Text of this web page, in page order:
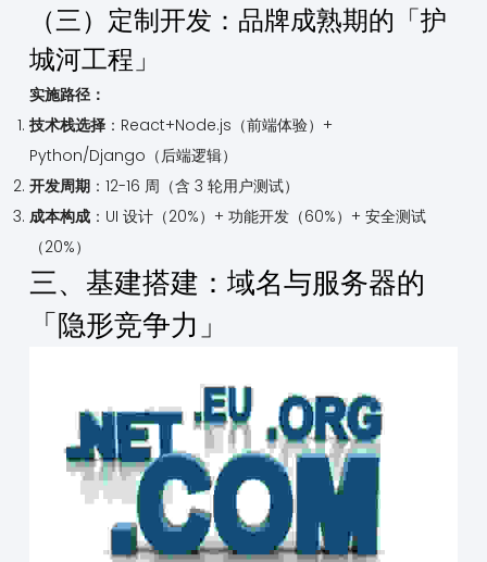
（三）定制开发：品牌成熟期的「护
城河工程」
实施路径：
技术栈选择：React+Node.js（前端体验）+
Python/Django（后端逻辑）
开发周期：12-16 周（含 3 轮用户测试）
成本构成：UI 设计（20%）+ 功能开发（60%）+ 安全测试
（20%）
三、基建搭建：域名与服务器的
「隐形竞争力」